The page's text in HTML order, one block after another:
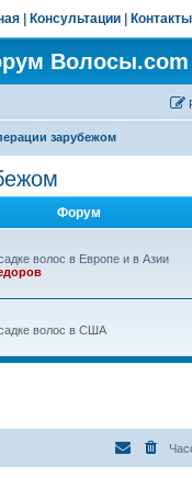
Консультации Контакты
Волосы.com
зарубежом
Форум
волос в Европе и в Азии
волос в США